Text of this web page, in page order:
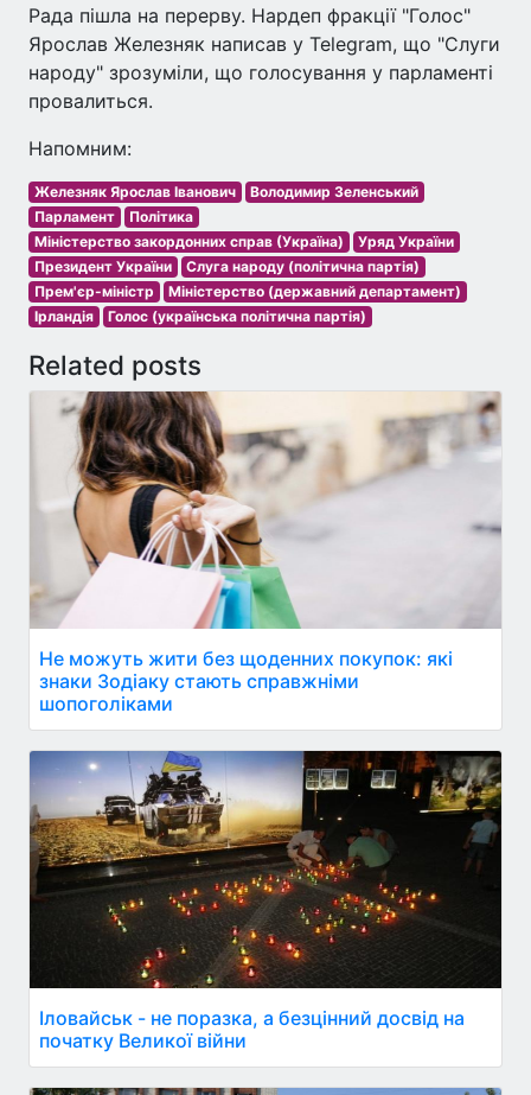
Рада пішла на перерву. Нардеп фракції "Голос"
Ярослав Железняк написав у Telegram, що "Слуги
народу" зрозуміли, що голосування у парламенті
провалиться.
Напомним:
Железняк Ярослав Іванович
Володимир Зеленський
Парламент
Політика
Міністерство закордонних справ (Україна)
Уряд України
Президент України
Слуга народу (політична партія)
Прем'єр-міністр
Міністерство (державний департамент)
Ірландія
Голос (українська політична партія)
Related posts
Не можуть жити без щоденних покупок: які
знаки Зодіаку стають справжніми
шопоголіками
Іловайськ - не поразка, а безцінний досвід на
початку Великої війни